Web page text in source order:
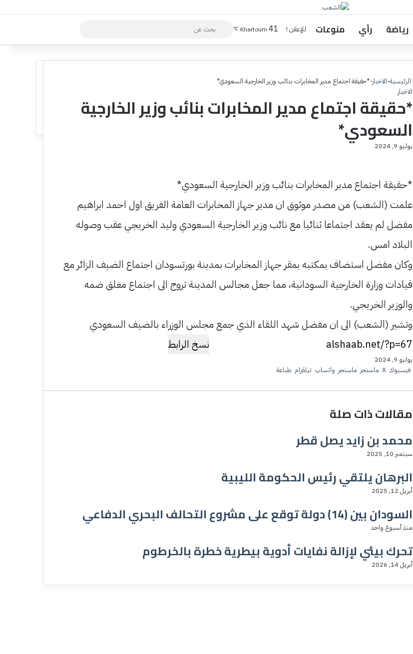
رياضة رأي منوعات للإعلان ! Khartoum 41
℃
بحث
عن
الرئيسية-الاخبار-*حقيقة اجتماع مدير المخابرات بنائب وزير الخارجية السعودي*
الاخبار
*حقيقة اجتماع مدير المخابرات بنائب وزير الخارجية
السعودي*
يوليو 9, 2024
*حقيقة اجتماع مدير المخابرات بنائب وزير الخارجية السعودي*
علمت (الشعب) من مصدر موثوق ان مدير جهاز المخابرات العامة الفريق اول احمد ابراهيم
مفضل لم يعقد اجتماعا ثنائيا مع نائب وزير الخارجية السعودي وليد الخريجي عقب وصوله
البلاد امس.
وكان مفضل استضاف بمكتبه بمقر جهاز المخابرات بمدينة بورتسودان اجتماع الضيف الزائر مع
قيادات وزارة الخارجية السودانية، مما جعل مجالس المدينة تروج الى اجتماع مغلق ضمه
والوزير الخريجي.
وتشير (الشعب) الى ان مفضل شهد اللقاء الذي جمع مجلس الوزراء بالضيف السعودي
نسخ الرابط
يوليو 9, 2024
فيسبوك ‫X ماسنجر ماسنجر واتساب تيلقرام طباعة
مقالات ذات صلة
محمد بن زايد يصل قطر
سبتمبر 10, 2025
البرهان يلتقي رئيس الحكومة الليبية
أبريل 12, 2025
السودان بين (14) دولة توقع على مشروع التحالف البحري الدفاعي
منذ أسبوع واحد
تحرك بيئي لإزالة نفايات أدوية بيطرية خطرة بالخرطوم
أبريل 14, 2026